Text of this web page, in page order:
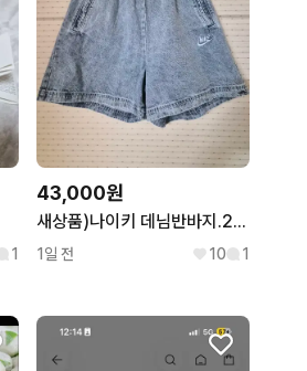
1
43,000원
새상품)나이키 데님반바지.27~28
1일 전 10 1